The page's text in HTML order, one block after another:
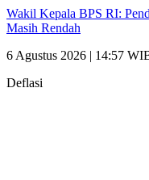
Wakil Kepala BPS RI:
Masih Rendah
6 Agustus 2026 | 14:57
Deflasi